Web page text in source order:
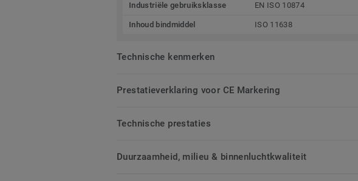
Industriële gebruiksklasse EN ISO 10874
Inhoud bindmiddel ISO 11638
Technische kenmerken
Prestatieverklaring voor CE Markering
Technische prestaties
Duurzaamheid, milieu & binnenluchtkwaliteit